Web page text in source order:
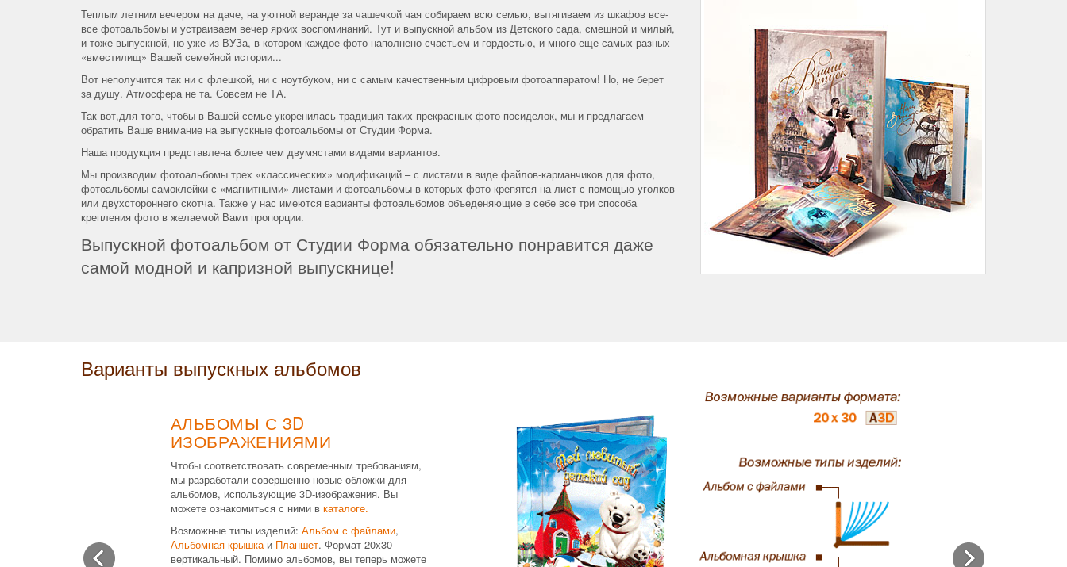
Теплым летним вечером на даче, на уютной веранде за чашечкой чая собираем всю семью, вытягиваем из шкафов все-
все фотоальбомы и устраиваем вечер ярких воспоминаний. Тут и выпускной альбом из Детского сада, смешной и милый,
и тоже выпускной, но уже из ВУЗа, в котором каждое фото наполнено счастьем и гордостью, и много еще самых разных
«вместилищ» Вашей семейной истории...
Вот неполучится так ни с флешкой, ни с ноутбуком, ни с самым качественным цифровым фотоаппаратом! Но, не берет
за душу. Атмосфера не та. Совсем не ТА.
Так вот,для того, чтобы в Вашей семье укоренилась традиция таких прекрасных фото-посиделок, мы и предлагаем
обратить Ваше внимание на выпускные фотоальбомы от Студии Форма.
Наша продукция представлена более чем двумястами видами вариантов.
Мы производим фотоальбомы трех «классических» модификаций – с листами в виде файлов-карманчиков для фото,
фотоальбомы-самоклейки с «магнитными» листами и фотоальбомы в которых фото крепятся на лист с помощью уголков
или двухстороннего скотча. Также у нас имеются варианты фотоальбомов объеденяющие в себе все три способа
крепления фото в желаемой Вами пропорции.
Выпускной фотоальбом от Студии Форма обязательно понравится даже
самой модной и капризной выпускнице!
Варианты выпускных альбомов
АЛЬБОМЫ С 3D
ИЗОБРАЖЕНИЯМИ
Чтобы соответствовать современным требованиям,
мы разработали совершенно новые обложки для
альбомов, использующие 3D-изображения. Вы
можете ознакомиться с ними в каталоге.
Возможные типы изделий: Альбом с файлами,
Альбомная крышкаи Планшет. Формат 20х30
вертикальный. Помимо альбомов, вы теперь можете